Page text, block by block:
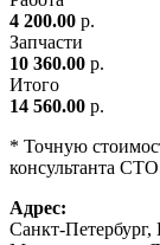
4 200.00 р.
Запчасти
10 360.00 р.
Итого
14 560.00 р.
* Точную
консультанта
Адрес:
Санкт-